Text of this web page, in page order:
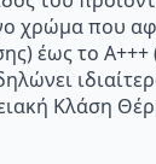
χρώμα που
έως το
Κλάση